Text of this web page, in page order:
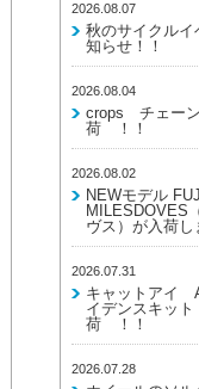
2026.08.07
秋のサイクルイ
知らせ！！
2026.08.04
crops チェー
荷 ！！
2026.08.02
NEWモデル
MILESDOVES
ヴス）が入荷し
2026.07.31
キャットアイ
イデンスキッ
荷 ！！
2026.07.28